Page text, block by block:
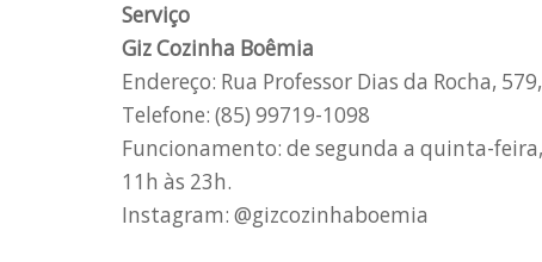
Serviço
Giz Cozinha Boêmia
Endereço: Rua Professor Dias da Rocha,
Telefone: (85) 99719-1098
Funcionamento: de segunda a quinta-
11h às 23h.
Instagram: @gizcozinhaboemia